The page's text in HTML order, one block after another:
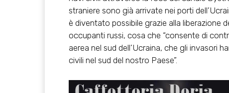
straniere sono già arrivate nei porti
è diventato possibile grazie alla liberazione
occupanti russi, cosa che “consente di
aerea nel sud dell’Ucraina, che gli invasori
civili nel sud del nostro Paese”.